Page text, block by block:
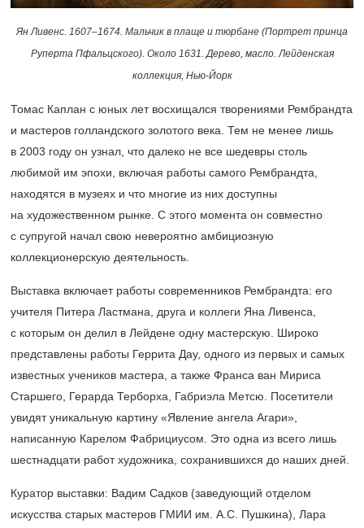
Ян Ливенс. 1607–1674. Мальчик в плаще и тюрбане (Портрет принца
Руперта Пфальцского). Около 1631. Дерево, масло. Лейденская
коллекция, Нью-Йорк
Томас Каплан с юных лет восхищался творениями Рембрандта
и мастеров голландского золотого века. Тем не менее лишь
в 2003 году он узнал, что далеко не все шедевры столь
любимой им эпохи, включая работы самого Рембрандта,
находятся в музеях и что многие из них доступны
на художественном рынке. С этого момента он совместно
с супругой начал свою невероятно амбициозную
коллекционерскую деятельность.
Выставка включает работы современников Рембрандта: его
учителя Питера Ластмана, друга и коллеги Яна Ливенса,
с которым он делил в Лейдене одну мастерскую. Широко
представлены работы Геррита Дау, одного из первых и самых
известных учеников мастера, а также Франса ван Мириса
Старшего, Герарда Терборха, Габриэла Метсю. Посетители
увидят уникальную картину «Явление ангела Агари»,
написанную Карелом Фабрициусом. Это одна из всего лишь
шестнадцати работ художника, сохранившихся до наших дней.
Куратор выставки: Вадим Садков (заведующий отделом
искусства старых мастеров ГМИИ им. А.С. Пушкина), Лара